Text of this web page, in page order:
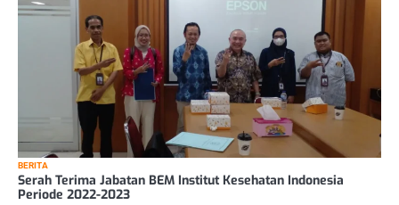
BERITA
Serah Terima Jabatan BEM Institut Kesehatan Indonesia
Periode 2022-2023